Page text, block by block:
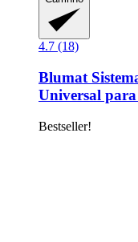
4.7 (18)
Blumat
Universal
Bestseller!